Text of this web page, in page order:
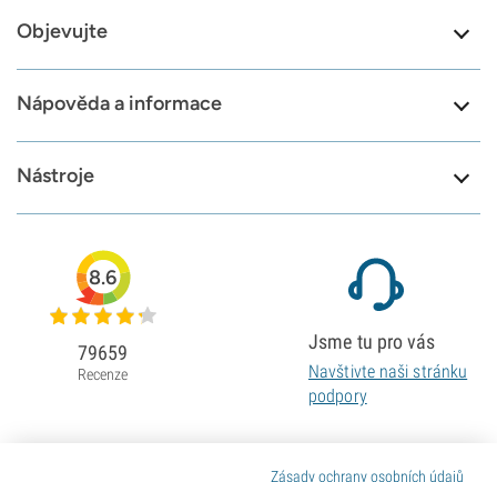
Objevujte
Nápověda a informace
Nástroje
Zásady ochrany osobních údajů
8.6
79659
Recenze
Jsme tu pro vás
Navštivte naši stránku
podpory